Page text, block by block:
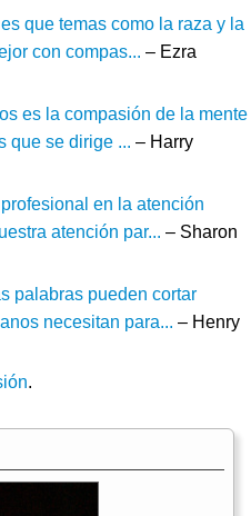
que temas como la raza y la
con compas... – Ezra
es la compasión de la mente
que se dirige ... – Harry
en la atención
atención par... – Sharon
palabras pueden cortar
necesitan para... – Henry
.